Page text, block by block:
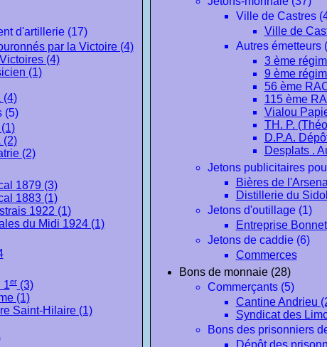
d'artillerie (17)
par la Victoire (4)
(4)
(1)
(4)
(5)
(2)
(2)
1879 (3)
1883 (1)
1922 (1)
du Midi 1924 (1)
1er(3)
(1)
Saint-Hilaire (1)
Ville de Castres
Ville de
Autres émetteurs
3 ème
9 ème
56 ème
115 ème
Vialou
TH. P.
D.P.A.
Desplats .
Jetons publicitaires
Bières de
Distillerie du
Jetons d'outillage (1)
Entreprise Bonnet
Jetons de caddie (6)
Commerces
Bons de monnaie (28)
Commerçants (5)
Cantine Andrieu
Syndicat des
Bons des prisonniers